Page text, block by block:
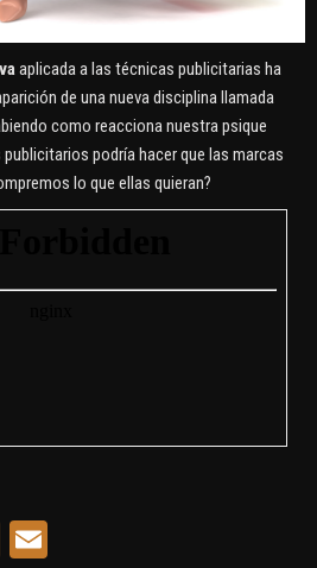
aplicada a las técnicas publicitarias ha
de una nueva disciplina llamada
como reacciona nuestra psique
podría hacer que las marcas
lo que ellas quieran?
Telegram